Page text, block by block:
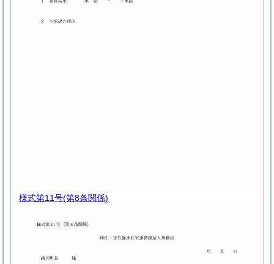
様式第11号(第8条関係)